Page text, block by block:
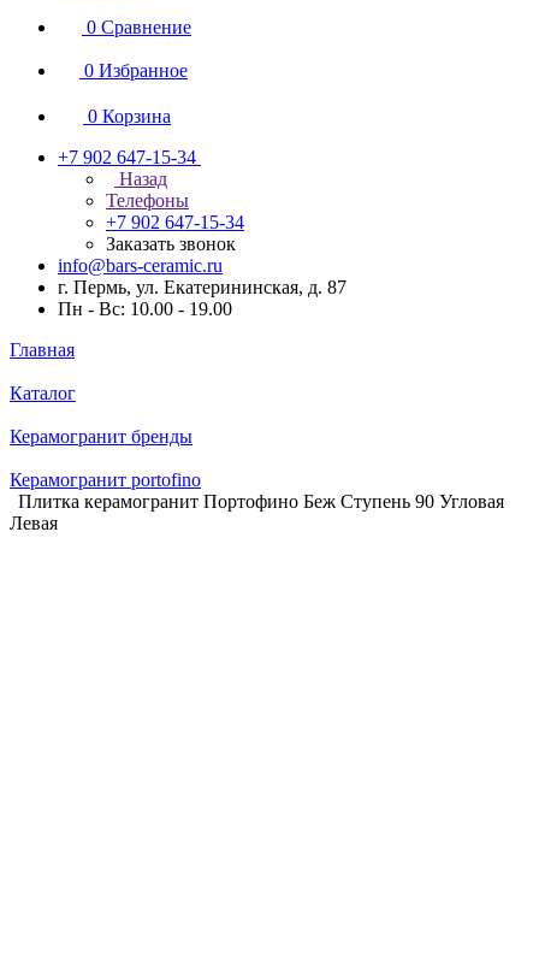
0 Сравнение
0 Избранное
0 Корзина
+7 902 647-15-34
Назад
Телефоны
+7 902 647-15-34
Заказать звонок
info@bars-ceramic.ru
г. Пермь, ул. Екатерининская, д. 87
Пн - Вс: 10.00 - 19.00
Главная
Каталог
Керамогранит бренды
Керамогранит portofino
Плитка керамогранит Портофино Беж Ступень 90 Угловая
Левая